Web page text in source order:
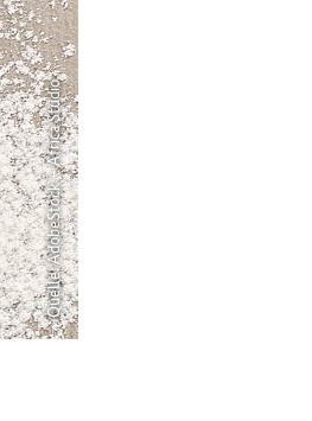
Quelle: AdobeStock – Africa Studio